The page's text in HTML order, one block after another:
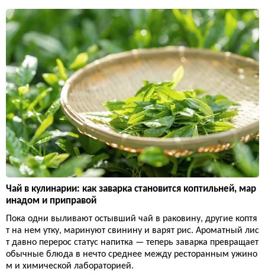
Чай в кулинарии: как заварка становится коптильней, мар
инадом и приправой
Пока одни выливают остывший чай в раковину, другие коптя
т на нем утку, маринуют свинину и варят рис. Ароматный лис
т давно перерос статус напитка — теперь заварка превращает
обычные блюда в нечто среднее между ресторанным ужино
м и химической лабораторией.